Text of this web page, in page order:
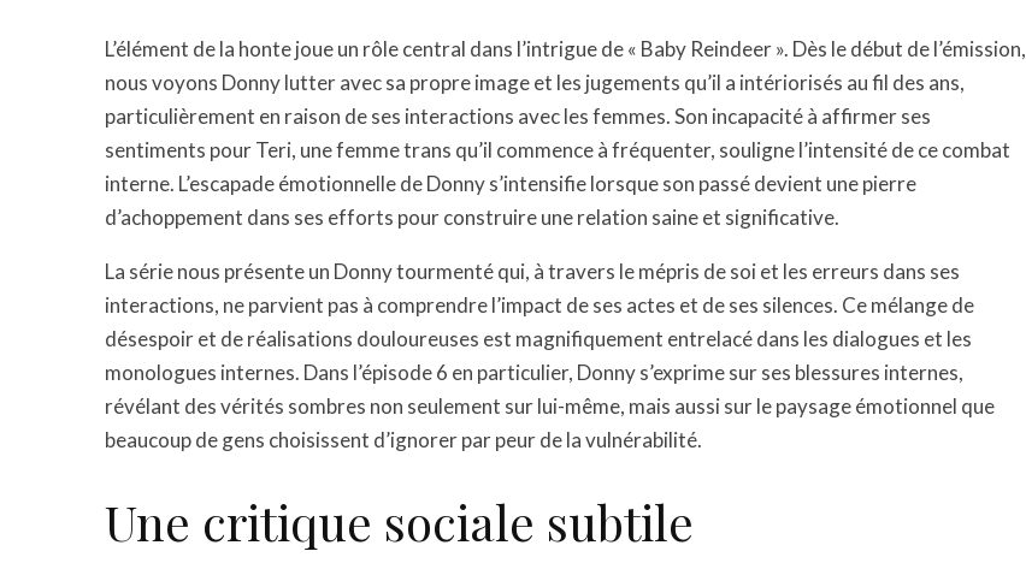
L’élément de la honte joue un rôle central dans l’intrigue de « Baby Reindeer ». Dès le début de l’émission,
nous voyons Donny lutter avec sa propre image et les jugements qu’il a intériorisés au fil des ans,
particulièrement en raison de ses interactions avec les femmes. Son incapacité à affirmer ses
sentiments pour Teri, une femme trans qu’il commence à fréquenter, souligne l’intensité de ce combat
interne. L’escapade émotionnelle de Donny s’intensifie lorsque son passé devient une pierre
d’achoppement dans ses efforts pour construire une relation saine et significative.
La série nous présente un Donny tourmenté qui, à travers le mépris de soi et les erreurs dans ses
interactions, ne parvient pas à comprendre l’impact de ses actes et de ses silences. Ce mélange de
désespoir et de réalisations douloureuses est magnifiquement entrelacé dans les dialogues et les
monologues internes. Dans l’épisode 6 en particulier, Donny s’exprime sur ses blessures internes,
révélant des vérités sombres non seulement sur lui-même, mais aussi sur le paysage émotionnel que
beaucoup de gens choisissent d’ignorer par peur de la vulnérabilité.
Une critique sociale subtile